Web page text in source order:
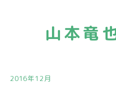
山本竜
2016年12月